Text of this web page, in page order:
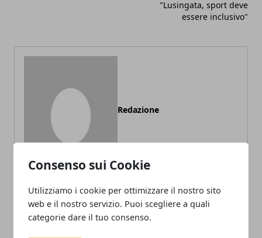
Consenso sui Cookie
Utilizziamo i cookie per ottimizzare il nostro sito
web e il nostro servizio. Puoi scegliere a quali
categorie dare il tuo consenso.
"Lusingata, sport deve
essere inclusivo"
Redazione
ARTICOLI CORRELATI